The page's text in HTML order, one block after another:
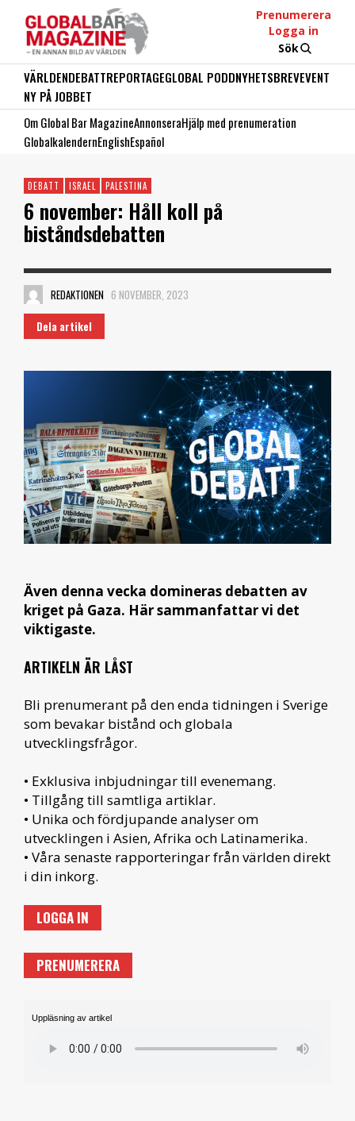
Prenumerera
Logga in
Sök
VÄRLDENDEBATTREPORTAGEGLOBAL PODDNYHETSBREVEVENT
NY PÅ JOBBET
Om Global Bar MagazineAnnonseraHjälp med prenumeration
GlobalkalendernEnglishEspañol
DEBATT ISRAEL PALESTINA
6 november: Håll koll på
biståndsdebatten
REDAKTIONEN 6 NOVEMBER, 2023
Dela artikel
Även denna vecka domineras debatten av
kriget på Gaza. Här sammanfattar vi det
viktigaste.
ARTIKELN ÄR LÅST
Bli prenumerant på den enda tidningen i Sverige
som bevakar bistånd och globala
utvecklingsfrågor.
• Exklusiva inbjudningar till evenemang.
• Tillgång till samtliga artiklar.
• Unika och fördjupande analyser om
utvecklingen i Asien, Afrika och Latinamerika.
• Våra senaste rapporteringar från världen direkt
i din inkorg.
LOGGA IN
PRENUMERERA
Uppläsning av artikel